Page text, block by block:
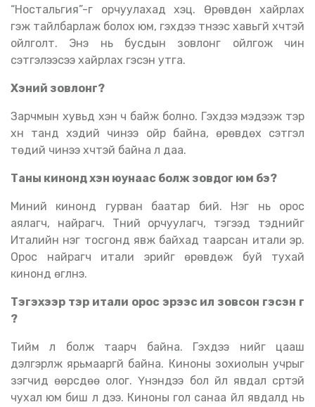
“Ностальгия”-г орчуулахад хэцүү. Өрөвдөн хайрлах
гэж тайлбарлаж болох юм, гэхдээ түүнээс хавьгүй хүчтэй
ойлголт. Энэ нь бусдын зовлонг ойлгож чин
сэтгэлээсээ хайрлах гэсэн утга.
Хэний зовлонг?
Зарчмын хувьд хэн ч байж болно. Гэхдээ мэдээж тэр
хүн танд хэдий чинээ ойр байна, өрөвдөх сэтгэл
төдий чинээ хүчтэй байна л даа.
Таны кинонд хэн юунаас болж зовдог юм бэ?
Миний кинонд гурван баатар бий. Нэг нь орос
аялагч, найрагч. Түүний орчуулагч, тэгээд тэднийг
Италийн нэг тосгонд явж байхад таарсан итали эр.
Орос найрагч итали эрийг өрөвдөж буй тухай
кинонд өгүүлнэ.
Тэгэхээр тэр итали орос эрээс илүү зовсон гэсэн үг
?
Тийм л болж таарч байна. Гэхдээ үүнийг цааш
дэлгэрүүлж ярьмааргүй байна. Киноны зохиолын учрыг
үзэгчид өөрсдөө олог. Үнэндээ бол үйл явдал сүртэй
чухал юм биш л дээ. Киноны гол санаа үйл явдалд нь